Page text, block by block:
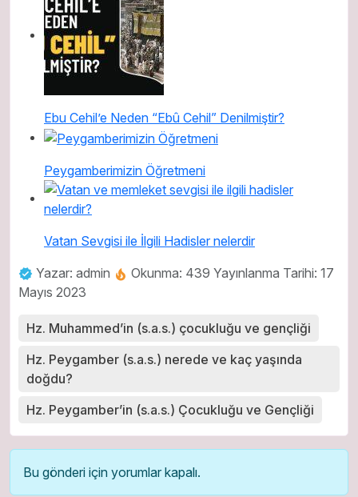
Ebu Cehil’e Neden “Ebû Cehil” Denilmiştir?
Peygamberimizin Öğretmeni
Vatan Sevgisi ile İlgili Hadisler nelerdir
Yazar: admin
Okunma: 439 Yayınlanma Tarihi: 17
Mayıs 2023
Hz. Muhammed’in (s.a.s.) çocukluğu ve gençliği
Hz. Peygamber (s.a.s.) nerede ve kaç yaşında
doğdu?
Hz. Peygamber’in (s.a.s.) Çocukluğu ve Gençliği
Bu gönderi için yorumlar kapalı.